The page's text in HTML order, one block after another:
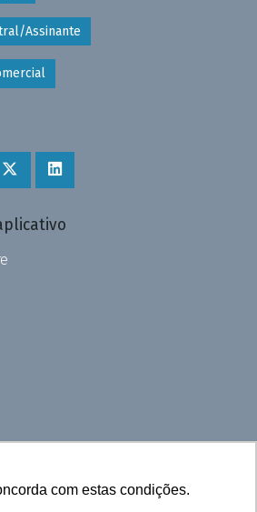
com estas condições.
Assinante